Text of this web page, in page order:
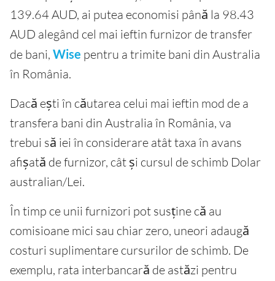
139.64 AUD, ai putea economisi până la 98.43
AUD alegând cel mai ieftin furnizor de transfer
de bani, Wise pentru a trimite bani din Australia
în România.
Dacă ești în căutarea celui mai ieftin mod de a
transfera bani din Australia în România, va
trebui să iei în considerare atât taxa în avans
afișată de furnizor, cât și cursul de schimb Dolar
australian/Lei.
În timp ce unii furnizori pot susține că au
comisioane mici sau chiar zero, uneori adaugă
costuri suplimentare cursurilor de schimb. De
exemplu, rata interbancară de astăzi pentru